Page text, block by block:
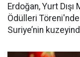
Erdoğan, Yurt
Ödülleri
Suriye’nin